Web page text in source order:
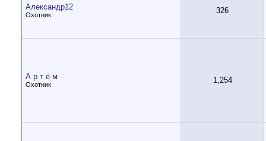
Александр12
Охотник 326
А р т ё м
Охотник 1,254